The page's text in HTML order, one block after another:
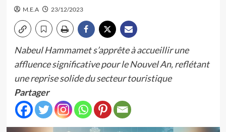
M.E.A 23/12/2023
Nabeul Hammamet s’apprête à accueillir une
affluence significative pour le Nouvel An, reflétant
une reprise solide du secteur touristique
Partager